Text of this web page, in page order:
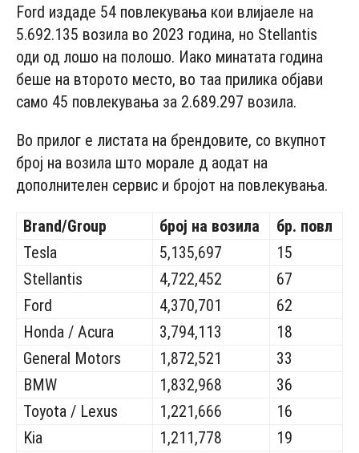
Ford издаде 54 повлекувања кои влијаеле на
5.692.135 возила во 2023 година, но Stellantis
оди од лошо на полошо. Иако минатата година
беше на второто место, во таа прилика објави
само 45 повлекувања за 2.689.297 возила.
Во прилог е листата на брендовите, со вкупнот
број на возила што морале д аодат на
дополнителен сервис и бројот на повлекувања.
Brand/Group број на возила
бр. повл
Tesla
5,135,697
15
Stellantis
4,722,452
67
Ford
4,370,701
62
Honda / Acura
3,794,113
18
General Motors
1,872,521
33
BMW
1,832,968
36
Toyota / Lexus
1,221,666
16
Kia
1,211,778
19